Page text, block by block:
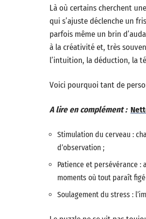
Là où certains cherchent
qui s’ajuste déclenche un
parfois même un brin
à la créativité et, très
l’intuition, la déduction, la
Voici pourquoi tant de
A lire en complément :
Stimulation du cerveau :
d’observation ;
Patience et persévérance :
moments où tout paraît
Soulagement du stress :